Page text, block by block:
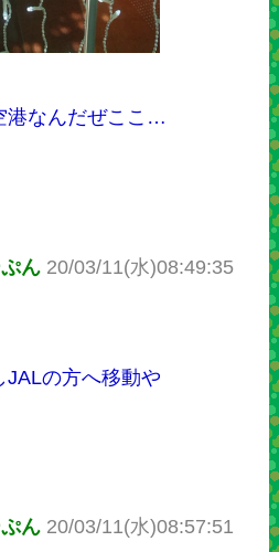
港なんだぜここ…
ん 20/03/11(水)08:49:35
JALの方へ移動や
ん 20/03/11(水)08:57:51